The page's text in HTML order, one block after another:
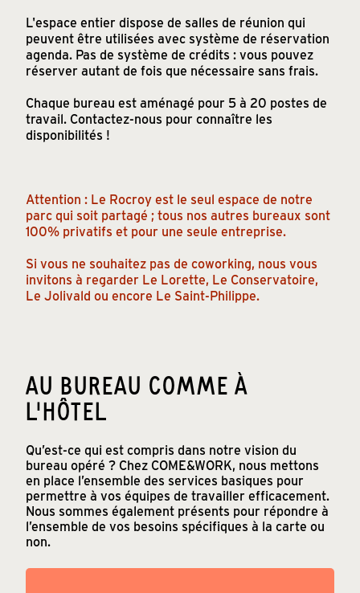
L'espace entier dispose de salles de réunion qui
peuvent être utilisées avec système de réservation
agenda. Pas de système de crédits : vous pouvez
réserver autant de fois que nécessaire sans frais.
Chaque bureau est aménagé pour 5 à 20 postes de
travail. Contactez-nous pour connaître les
disponibilités !
Attention : Le Rocroy est le seul espace de notre
parc qui soit partagé ; tous nos autres bureaux sont
100% privatifs et pour une seule entreprise.
Si vous ne souhaitez pas de coworking, nous vous
invitons à regarder Le Lorette, Le Conservatoire,
Le Jolivald ou encore Le Saint-Philippe.
AU BUREAU COMME À
L'HÔTEL
Qu’est-ce qui est compris dans notre vision du
bureau opéré ? Chez COME&WORK, nous mettons
en place l’ensemble des services basiques pour
permettre à vos équipes de travailler efficacement.
Nous sommes également présents pour répondre à
l’ensemble de vos besoins spécifiques à la carte ou
non.